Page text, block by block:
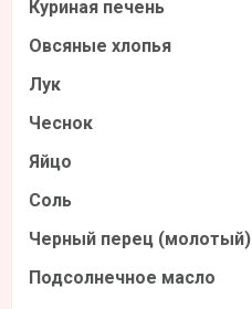
Куриная печень
Овсяные хлопья
Лук
Чеснок
Яйцо
Соль
Черный перец (молотый)
Подсолнечное масло